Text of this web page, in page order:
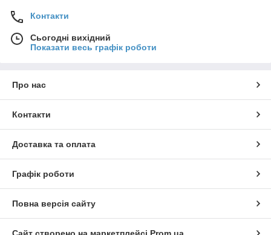
Контакти
Сьогодні вихідний
Показати весь графік роботи
Про нас
Контакти
Доставка та оплата
Графік роботи
Повна версія сайту